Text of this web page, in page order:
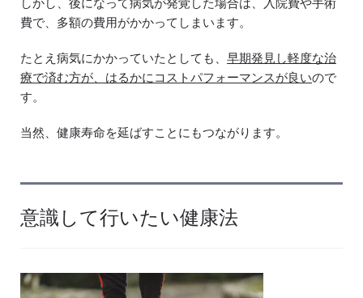
費で、多額の費用がかかってしまいます。
たとえ病気にかかっていたとしても、 早期発見し軽度な治
療で済む方が、はるかにコストパフォーマンスが良いので
す。
当然、健康寿命を延ばすことにもつながります。
意識して行いたい健康法